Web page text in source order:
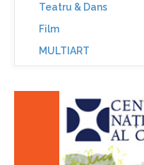
Teatru & Dans
Film
MULTIART